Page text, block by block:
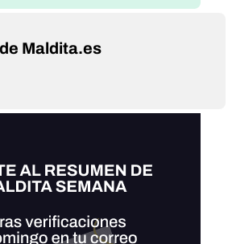
Maldita.es